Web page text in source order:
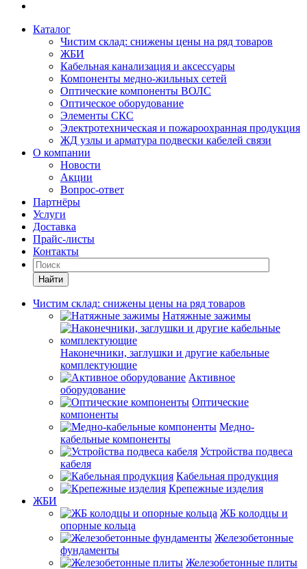
Каталог
Чистим склад: снижены цены на ряд товаров
ЖБИ
Кабельная канализация и аксессуары
Компоненты медно-жильных сетей
Оптические компоненты ВОЛС
Оптическое оборудование
Элементы СКС
Электротехническая и пожароохранная продукция
ЖД узлы и арматура подвески кабелей связи
О компании
Новости
Акции
Вопрос-ответ
Партнёры
Услуги
Доставка
Прайс-листы
Контакты
Найти
Чистим склад: снижены цены на ряд товаров
Натяжные зажимы
Наконечники, заглушки и другие кабельные
комплектующие
Активное
оборудование
Оптические
компоненты
Медно-
кабельные компоненты
Устройства подвеса
кабеля
Кабельная продукция
Крепежные изделия
ЖБИ
ЖБ колодцы и
опорные кольца
Железобетонные
фундаменты
Железобетонные плиты